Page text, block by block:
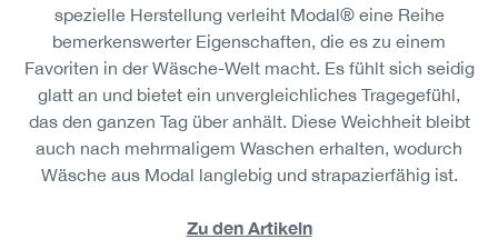
spezielle Herstellung verleiht Modal® eine Reihe
bemerkenswerter Eigenschaften, die es zu einem
Favoriten in der Wäsche-Welt macht. Es fühlt sich seidig
glatt an und bietet ein unvergleichliches Tragegefühl,
das den ganzen Tag über anhält. Diese Weichheit bleibt
auch nach mehrmaligem Waschen erhalten, wodurch
Wäsche aus Modal langlebig und strapazierfähig ist.
Zu den Artikeln